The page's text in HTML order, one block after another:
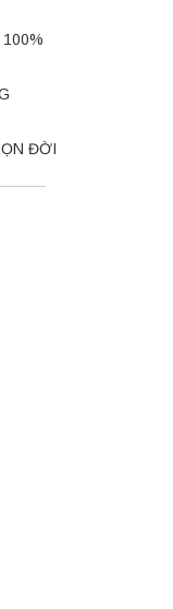
100%
ĐỜI